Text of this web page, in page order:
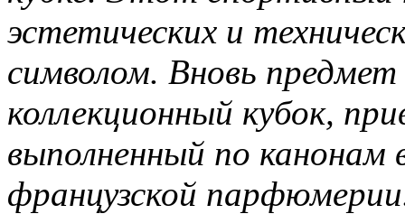
эстетических и
символом. Вновь
коллекционный кубок,
выполненный по канонам
французской